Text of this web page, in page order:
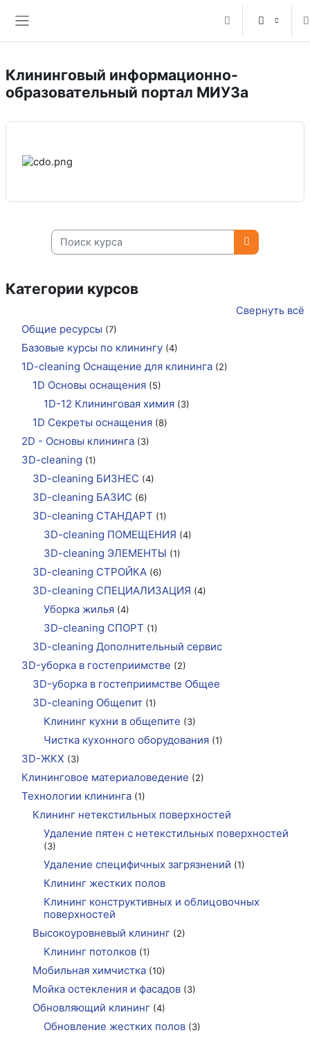
Изменить
Клининговый информационно-
образовательный портал МИУЗа
Поиск курса
Поиск курса
Категории курсов
Свернуть всё
Общие ресурсы (7)
Базовые курсы по клинингу (4)
1D-cleaning Оснащение для клининга (2)
1D Основы оснащения (5)
1D-12 Клининговая химия (3)
1D Секреты оснащения (8)
2D - Основы клининга (3)
3D-cleaning (1)
3D-cleaning БИЗНЕС (4)
3D-cleaning БАЗИС (6)
3D-cleaning СТАНДАРТ (1)
3D-cleaning ПОМЕЩЕНИЯ (4)
3D-cleaning ЭЛЕМЕНТЫ (1)
3D-cleaning СТРОЙКА (6)
3D-cleaning СПЕЦИАЛИЗАЦИЯ (4)
Уборка жилья (4)
3D-cleaning СПОРТ (1)
3D-cleaning Дополнительный сервис
3D-уборка в гостеприимстве (2)
3D-уборка в гостеприимстве Общее
3D-cleaning Общепит (1)
Клининг кухни в общепите (3)
Чистка кухонного оборудования (1)
3D-ЖКХ (3)
Клининговое материаловедение (2)
Технологии клининга (1)
Клининг нетекстильных поверхностей
Удаление пятен с нетекстильных поверхностей
(3)
Удаление специфичных загрязнений (1)
Клининг жестких полов
Клининг конструктивных и облицовочных
поверхностей
Высокоуровневый клининг (2)
Клининг потолков (1)
Мобильная химчистка (10)
Мойка остекления и фасадов (3)
Обновляющий клининг (4)
Обновление жестких полов (3)